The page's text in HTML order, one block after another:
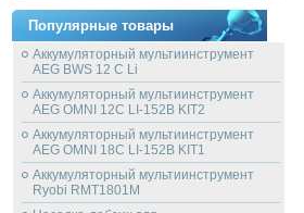
Популярные товары
Аккумуляторный мультиинструмент
AEG BWS 12 C Li
Аккумуляторный мультиинструмент
AEG OMNI 12C LI-152B KIT2
Аккумуляторный мультиинструмент
AEG OMNI 18C LI-152B KIT1
Аккумуляторный мультиинструмент
Ryobi RMT1801M